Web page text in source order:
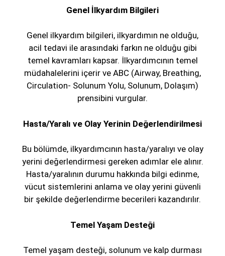
Genel İlkyardım Bilgileri
Genel ilkyardım bilgileri, ilkyardımın ne olduğu,
acil tedavi ile arasındaki farkın ne olduğu gibi
temel kavramları kapsar. İlkyardımcının temel
müdahalelerini içerir ve ABC (Airway, Breathing,
Circulation- Solunum Yolu, Solunum, Dolaşım)
prensibini vurgular.
Hasta/Yaralı ve Olay Yerinin Değerlendirilmesi
Bu bölümde, ilkyardımcının hasta/yaralıyı ve olay
yerini değerlendirmesi gereken adımlar ele alınır.
Hasta/yaralının durumu hakkında bilgi edinme,
vücut sistemlerini anlama ve olay yerini güvenli
bir şekilde değerlendirme becerileri kazandırılır.
Temel Yaşam Desteği
Temel yaşam desteği, solunum ve kalp durması